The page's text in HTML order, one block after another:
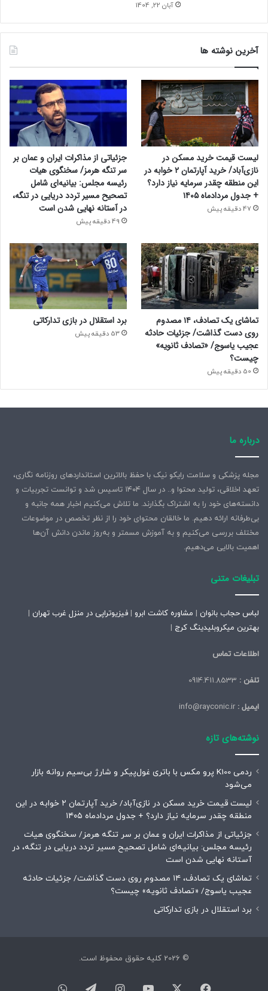
آبان 22, 1404
آخرین نوشته ها
لیست قیمت خرید مسکن در
نازی‌آباد/ خرید آپارتمان ۲ خوابه در
این منطقه چقدر سرمایه نیاز دارد؟
+ جدول مردادماه ۱۴۰۵
47 دقیقه پیش
جزئیاتی از مذاکرات ایران و عمان بر
سر تنگه هرمز/ سخنگوی هیات
رئیسه مجلس: بیانیه‌ای شامل
تصحیح مسیر تردد دریایی در تنگه،
در آستانه نهایی شدن است
49 دقیقه پیش
تماشای یک تصادف، ۱۴ مصدوم
روی دست گذاشت/ جزئیات حادثه
عجیب یاسوج/ «تصادف ثانویه»
چیست؟
50 دقیقه پیش
برد استقلال در بازی تدارکاتی
53 دقیقه پیش
درباره ما
مجله پزشکی و سلامت رایکو نیک با حفظ بالاترین استانداردهای روزنامه نگاری،
تعهد اخلاقی، تولید محتوا و.. در سال ۱۴۰۴ تاسیس شد و توانست تجربیات و
دانسته‌های خود را به اشتراک بگذارند. ما تلاش می‌کنیم اخبار همه جانبه و
بی‌طرفانه ارائه دهیم. ما خالقان محتوای خود را از نظر تخصص در موضوعات
مختلف بررسی می‌کنیم و به آموزش مسمتر و به‌روز ماندن دانش آن‌ها
اهمیت بالایی می‌دهیم.
تبلیغات متنی
لباس حجاب بانوان | مشاوره کاشت ابرو | فیزیوتراپی در منزل غرب تهران |
بهترین میکروبلیدینگ کرج |
اطلاعات تماس
تلفن :
ایمیل :
نوشته‌های تازه
ردمی K100 پرو مکس با باتری غول‌پیکر و شارژ بی‌سیم روانه بازار
می‌شود
لیست قیمت خرید مسکن در نازی‌آباد/ خرید آپارتمان ۲ خوابه در این
منطقه چقدر سرمایه نیاز دارد؟ + جدول مردادماه ۱۴۰۵
جزئیاتی از مذاکرات ایران و عمان بر سر تنگه هرمز/ سخنگوی هیات
رئیسه مجلس: بیانیه‌ای شامل تصحیح مسیر تردد دریایی در تنگه، در
آستانه نهایی شدن است
تماشای یک تصادف، ۱۴ مصدوم روی دست گذاشت/ جزئیات حادثه
عجیب یاسوج/ «تصادف ثانویه» چیست؟
برد استقلال در بازی تدارکاتی
© 2026 کلیه حقوق محفوظ است.